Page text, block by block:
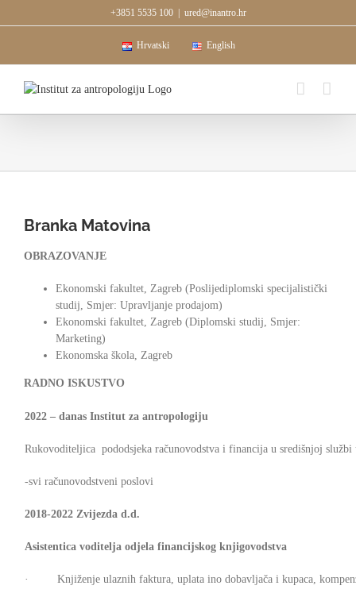
to
+3851 5535 100 ured@inantro.hr
Hrvatski English
Branka Matovina
OBRAZOVANJE
Ekonomski fakultet, Zagreb (Poslijediplomski specijalistički
studij, Smjer: Upravljanje prodajom)
Ekonomski fakultet, Zagreb (Diplomski studij, Smjer:
Marketing)
Ekonomska škola, Zagreb
RADNO ISKUSTVO
2022 – danas Institut za antropologiju
Rukovoditeljica pododsjeka računovodstva i financija u središnjoj
-svi računovodstveni poslovi
2018-2022 Zvijezda d.d.
Asistentica voditelja odjela financijskog knjigovodstva
· Knjiženje ulaznih faktura, uplata ino dobavljača i kupaca,